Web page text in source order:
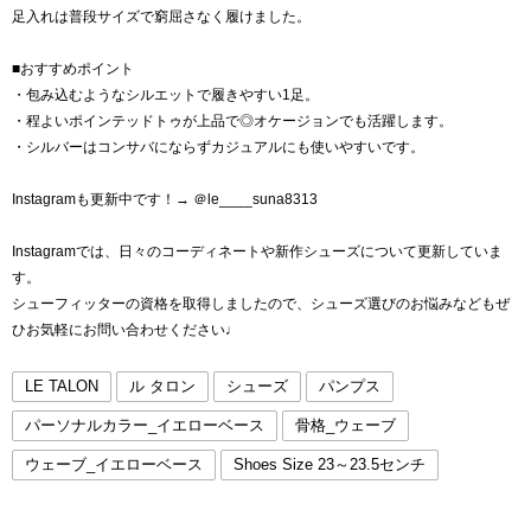
足入れは普段サイズで窮屈さなく履けました。
■おすすめポイント
・包み込むようなシルエットで履きやすい1足。
・程よいポインテッドトゥが上品で◎オケージョンでも活躍します。
・シルバーはコンサバにならずカジュアルにも使いやすいです。
Instagramも更新中です！→ ＠le____suna8313
Instagramでは、日々のコーディネートや新作シューズについて更新していま
す。
シューフィッターの資格を取得しましたので、シューズ選びのお悩みなどもぜ
ひお気軽にお問い合わせください♩
LE TALON ル タロン シューズ パンプス
パーソナルカラー_イエローベース 骨格_ウェーブ
ウェーブ_イエローベース Shoes Size 23～23.5センチ